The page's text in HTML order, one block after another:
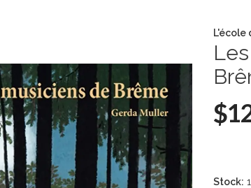
L'école
Stock: